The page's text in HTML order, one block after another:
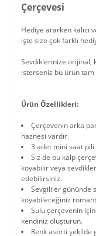
Çerçevesi
Hediye ararken kalıcı
işte size çok farklı
Sevdiklerinize orijinal,
isterseniz bu ürün
Ürün Özellikleri:
Çerçevenin arka
haznesi vardır.
3 adet mini saat pili
Siz de bu kalp
koyabilir veya
edebilirsiniz.
Sevgililer gününde
koyabileceğiniz
Sulu çerçevenin
kendiniz oluşturun.
Renk asorti şekilde